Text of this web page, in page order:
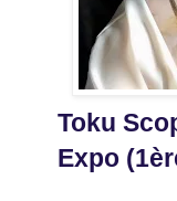
Toku
Expo